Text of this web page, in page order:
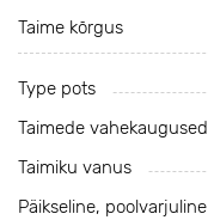
Taime kõrgus
Type pots
Taimede vahekaugused
Taimiku vanus
Päikseline, poolvarjuline